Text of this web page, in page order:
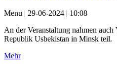
Menu | 29-06-2024 | 10:08
An der Veranstaltung nahmen auch
Republik Usbekistan in Minsk teil.
Mehr